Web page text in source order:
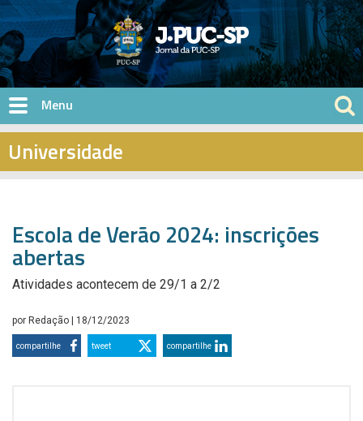
Pular para o conteúdo principal
Universidade
Escola de Verão 2024: inscrições
abertas
Atividades acontecem de 29/1 a 2/2
por Redação | 18/12/2023
compartilhe tweet compartilhe